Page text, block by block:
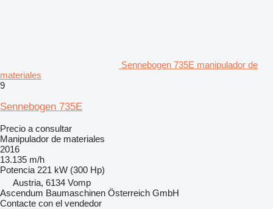
Sennebogen 735E manipulador de
materiales
9
Sennebogen 735E
Precio a consultar
Manipulador de materiales
2016
13.135 m/h
Potencia 221 kW (300 Hp)
Austria, 6134 Vomp
Ascendum Baumaschinen Österreich GmbH
Contacte con el vendedor